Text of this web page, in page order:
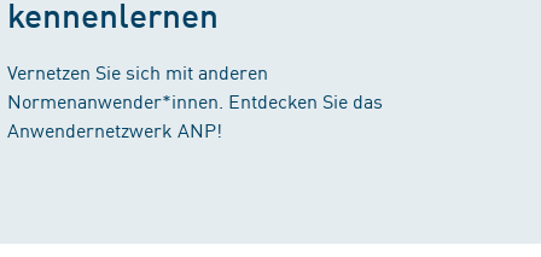
kennenlernen
Vernetzen Sie sich mit anderen
Normenanwender*innen. Entdecken Sie das
Anwendernetzwerk ANP!